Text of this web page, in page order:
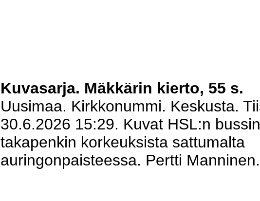
Kuvasarja. Mäkkärin kierto, 55 s.
Uusimaa. Kirkkonummi. Keskusta.
30.6.2026 15:29. Kuvat HSL:n bussin
takapenkin korkeuksista sattumalta
auringonpaisteessa. Pertti Manninen.